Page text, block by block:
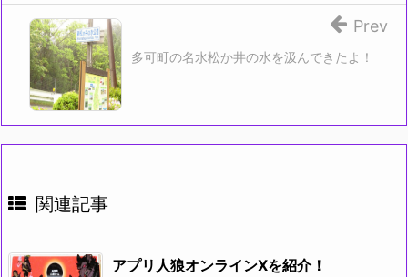
多可町の名水松か井の水を汲んできたよ！
Prev
関連記事
アプリ人狼オンラインXを紹介！